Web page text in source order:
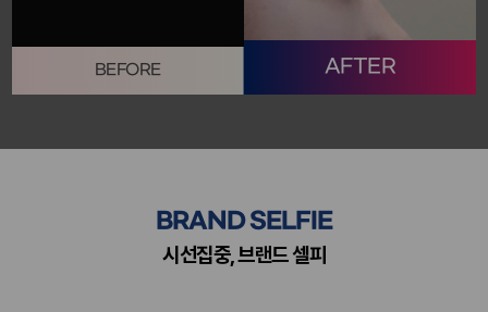
BEFORE AFTER
BRAND SELFIE
시선집중, 브랜드 셀피